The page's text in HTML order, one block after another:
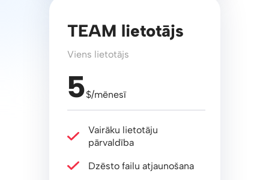
TEAM lietotājs
Viens lietotājs
5$/mēnesī
Vairāku lietotāju
pārvaldība
Dzēsto failu atjaunošana